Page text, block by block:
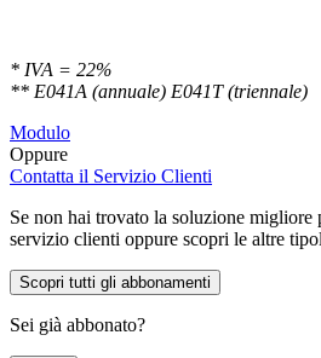
* IVA = 22%
** E041A (annuale) E041T (triennale)
Modulo
Oppure
Contatta il Servizio Clienti
Se non hai trovato la soluzione migliore
servizio clienti oppure scopri le altre
Scopri tutti gli abbonamenti
Sei già abbonato?